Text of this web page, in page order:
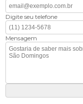
Digite seu telefone
Mensagem